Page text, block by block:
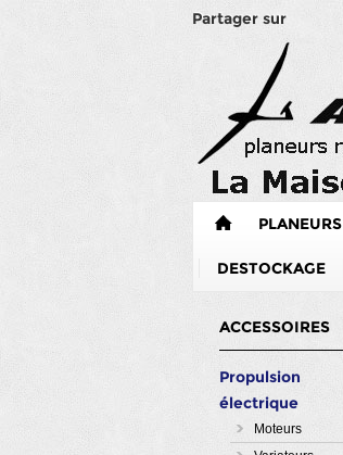
Partager sur
PLANEURS
DESTOCKAGE
ACCESSOIRES
Propulsion
électrique
Moteurs